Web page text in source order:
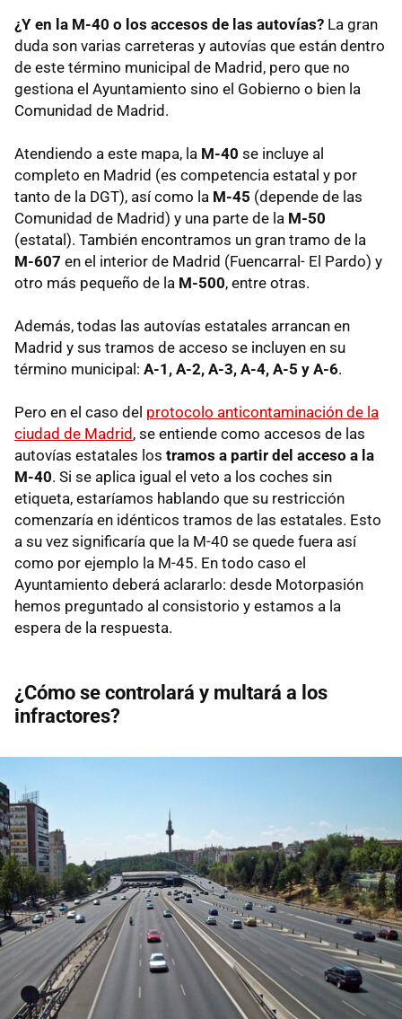
¿Y en la M-40 o los accesos de las autovías? La gran
duda son varias carreteras y autovías que están dentro
de este término municipal de Madrid, pero que no
gestiona el Ayuntamiento sino el Gobierno o bien la
Comunidad de Madrid.
Atendiendo a este mapa, la M-40 se incluye al
completo en Madrid (es competencia estatal y por
tanto de la DGT), así como la M-45 (depende de las
Comunidad de Madrid) y una parte de la M-50
(estatal). También encontramos un gran tramo de la
M-607 en el interior de Madrid (Fuencarral- El Pardo) y
otro más pequeño de la M-500, entre otras.
Además, todas las autovías estatales arrancan en
Madrid y sus tramos de acceso se incluyen en su
término municipal: A-1, A-2, A-3, A-4, A-5 y A-6.
Pero en el caso del protocolo anticontaminación de la
ciudad de Madrid, se entiende como accesos de las
autovías estatales los tramos a partir del acceso a la
M-40. Si se aplica igual el veto a los coches sin
etiqueta, estaríamos hablando que su restricción
comenzaría en idénticos tramos de las estatales. Esto
a su vez significaría que la M-40 se quede fuera así
como por ejemplo la M-45. En todo caso el
Ayuntamiento deberá aclararlo: desde Motorpasión
hemos preguntado al consistorio y estamos a la
espera de la respuesta.
¿Cómo se controlará y multará a los
infractores?